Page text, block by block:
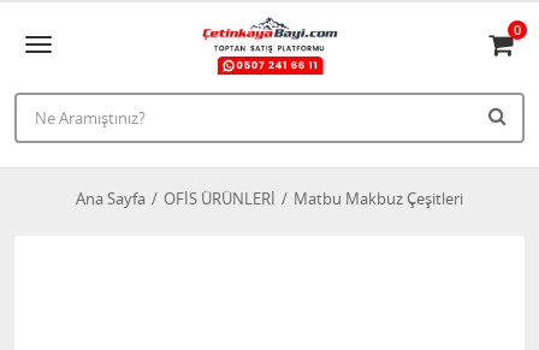
0
Ana Sayfa OFİS ÜRÜNLERİ Matbu Makbuz Çeşitleri